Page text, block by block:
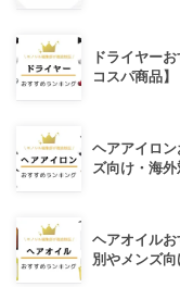
ドライヤー
コスパ商品】
ヘアアイロ
ズ向け・海
ヘアオイル
別やメンズ向